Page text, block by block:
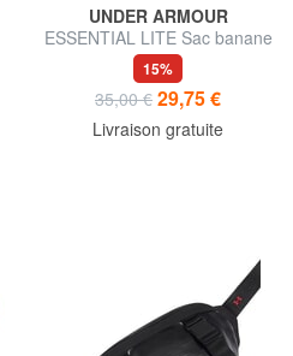
UNDER ARMOUR
ESSENTIAL LITE Sac banane
avec poche avant
15%
35,00 € 29,75 €
Livraison gratuite